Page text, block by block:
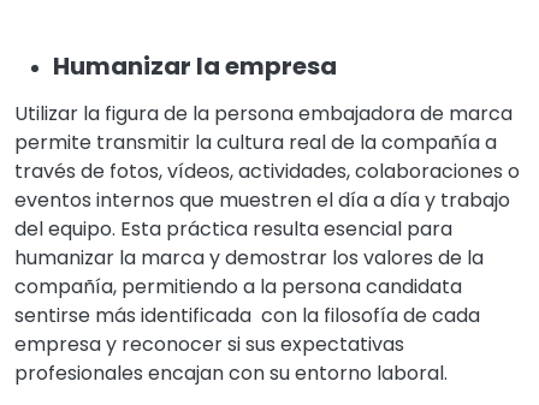
Humanizar la empresa
Utilizar la figura de la persona embajadora de marca
permite transmitir la cultura real de la compañía a
través de fotos, vídeos, actividades, colaboraciones o
eventos internos que muestren el día a día y trabajo
del equipo. Esta práctica resulta esencial para
humanizar la marca y demostrar los valores de la
compañía, permitiendo a la persona candidata
sentirse más identificada con la filosofía de cada
empresa y reconocer si sus expectativas
profesionales encajan con su entorno laboral.